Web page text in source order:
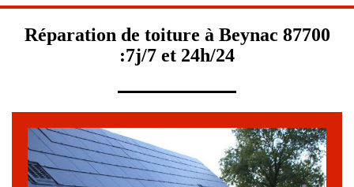
Réparation de toiture à Beynac 87700
:7j/7 et 24h/24